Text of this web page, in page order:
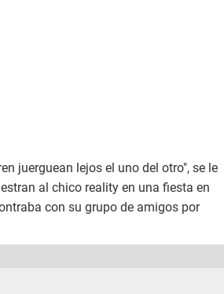
juerguean lejos el uno del otro", se le
al chico reality en una fiesta en
con su grupo de amigos por